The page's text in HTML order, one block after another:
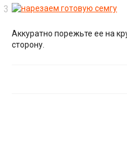
Аккуратно порежьте ее на
сторону.